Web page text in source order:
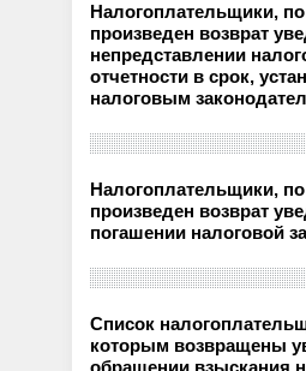
Налогоплательщики,
произведен возврат
непредставлении
отчетности в срок,
налоговым
Налогоплательщики,
произведен возврат
погашении налоговой
Список
которым возвращены
обращении взыскания